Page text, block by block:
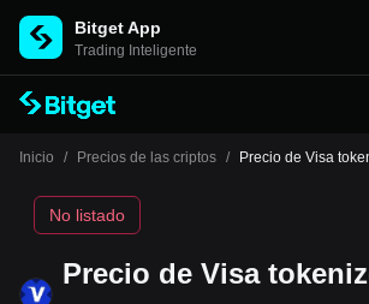
Bitget App
Trading Inteligente
Inicio / Precios de las criptos / Precio de Visa
Precio de Visa
No listado